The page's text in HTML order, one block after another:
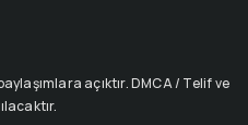
açıktır. DMCA / Telif ve